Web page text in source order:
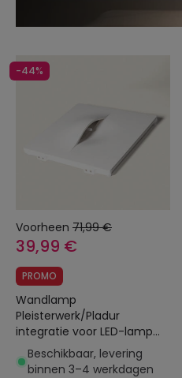
-44%
Voorheen 71,99 €
39,99 €
PROMO
Wandlamp
Pleisterwerk/Pladur
integratie voor LED-lamp
G9 Zaagmaat 403x403
mm
Beschikbaar, levering
binnen 3–4 werkdagen